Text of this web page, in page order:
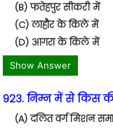
(B) फतेहपुर सीकरी में
(C) लाहौर के किले में
(D) आगरा के किले में
Show Answer
923. निम्न में से किस
(A) दलित वर्ग मिशन